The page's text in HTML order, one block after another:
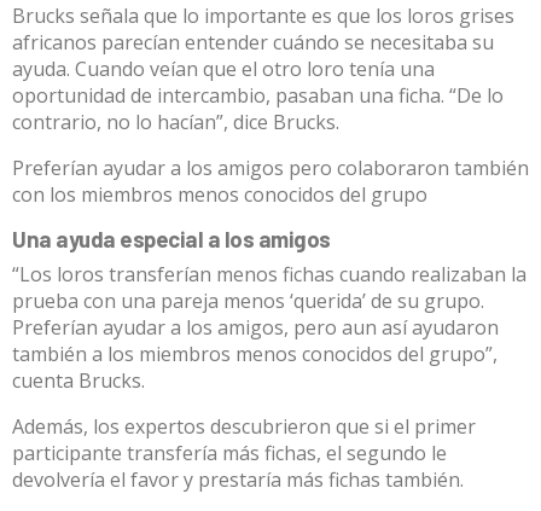
Brucks señala que lo importante es que los loros grises
africanos parecían entender cuándo se necesitaba su
ayuda. Cuando veían que el otro loro tenía una
oportunidad de intercambio, pasaban una ficha. “De lo
contrario, no lo hacían”, dice Brucks.
Preferían ayudar a los amigos pero colaboraron también
con los miembros menos conocidos del grupo
Una ayuda especial a los amigos
“Los loros transferían menos fichas cuando realizaban la
prueba con una pareja menos ‘querida’ de su grupo.
Preferían ayudar a los amigos, pero aun así ayudaron
también a los miembros menos conocidos del grupo”,
cuenta Brucks.
Además, los expertos descubrieron que si el primer
participante transfería más fichas, el segundo le
devolvería el favor y prestaría más fichas también.